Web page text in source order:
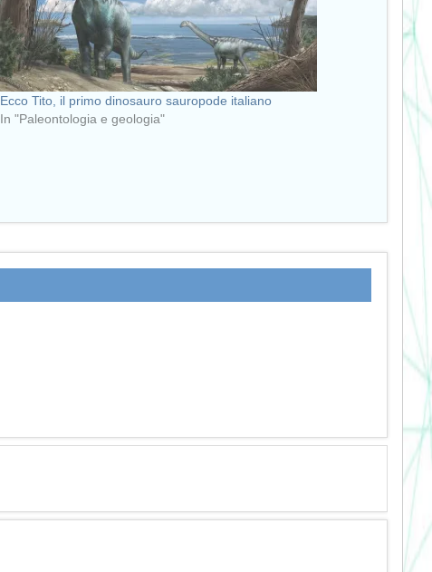
Ecco Tito, il primo dinosauro sauropode italiano
In "Paleontologia e geologia"